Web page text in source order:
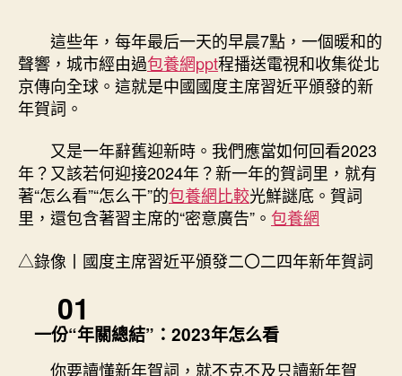
這些年，每年最后一天的早晨7點，一個暖和的
聲響，城市經由過包養網ppt程播送電視和收集從北
京傳向全球。這就是中國國度主席習近平頒發的新
年賀詞。
又是一年辭舊迎新時。我們應當如何回看2023
年？又該若何迎接2024年？新一年的賀詞里，就有
著“怎么看”“怎么干”的包養網比較光鮮謎底。賀詞
里，還包含著習主席的“密意廣告”。 包養網
△錄像丨國度主席習近平頒發二〇二四年新年賀詞
01
一份“年關總結”：2023年怎么看
你要讀懂新年賀詞，就不克不及只讀新年賀